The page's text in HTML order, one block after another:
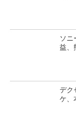
ソニ
益、
デク
ケ、